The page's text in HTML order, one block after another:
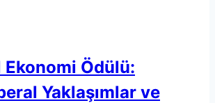
Ekonomi Ödülü:
Yaklaşımlar ve